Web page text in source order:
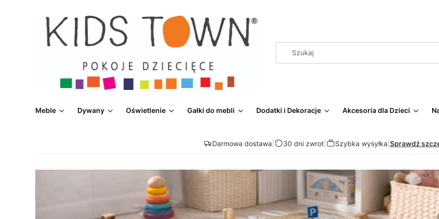
Meble Dywany Oświetlenie Gałki do mebli Dodatki i Dekoracje Akcesoria dla Dzieci
Darmowa dostawa 30 dni zwrot| Szybka wysyłka Sprawdź